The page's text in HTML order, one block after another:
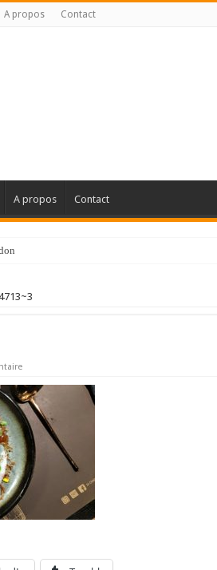
A propos Contact
A propos Contact